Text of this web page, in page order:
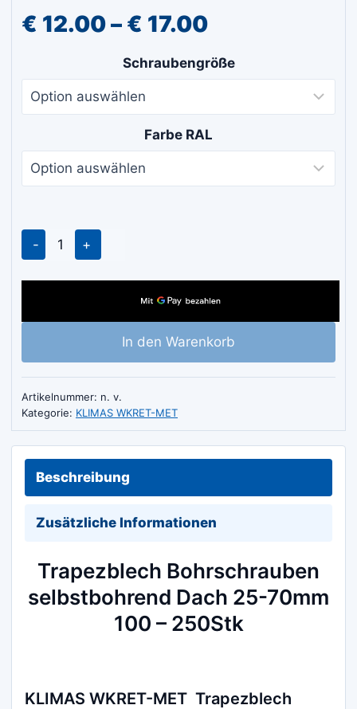
€ 12.00– € 17.00Preisspanne:
€ 12.00
€ 17.00
Schraubengröße
Farbe RAL
Trapezblech
Bohrschrauben
selbstbohrend
25-
250Stk
In den Warenkorb
Artikelnummer: n. v.
Kategorie: KLIMAS WKRET-MET
Beschreibung
Zusätzliche Informationen
Trapezblech Bohrschrauben
selbstbohrend Dach 25-70mm
100 – 250Stk
KLIMAS WKRET-MET Trapezblech